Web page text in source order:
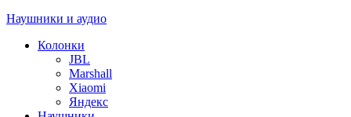
Наушники и аудио
Колонки
JBL
Marshall
Xiaomi
Яндекс